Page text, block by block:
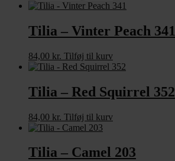
Tilia – Vinter Peach 341
84,00 kr. Tilføj til kurv
Tilia – Red Squirrel 352
84,00 kr. Tilføj til kurv
Tilia – Camel 203